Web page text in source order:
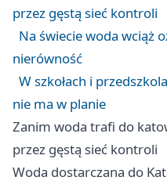
przez gęstą sieć kontroli
Na świecie woda wciąż
nierówność
W szkołach i
nie ma w planie
Zanim woda trafi do
przez gęstą sieć kontroli
Woda dostarczana do